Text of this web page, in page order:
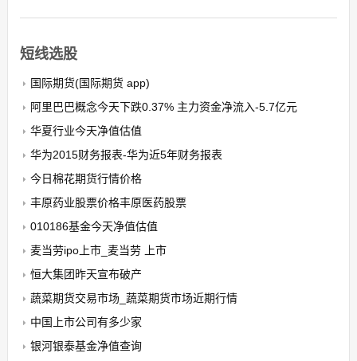
短线选股
国际期货(国际期货 app)
阿里巴巴概念今天下跌0.37% 主力资金净流入-5.7亿元
华夏行业今天净值估值
华为2015财务报表-华为近5年财务报表
今日棉花期货行情价格
丰原药业股票价格丰原医药股票
010186基金今天净值估值
麦当劳ipo上市_麦当劳 上市
恒大集团昨天宣布破产
蔬菜期货交易市场_蔬菜期货市场近期行情
中国上市公司有多少家
银河银泰基金净值查询